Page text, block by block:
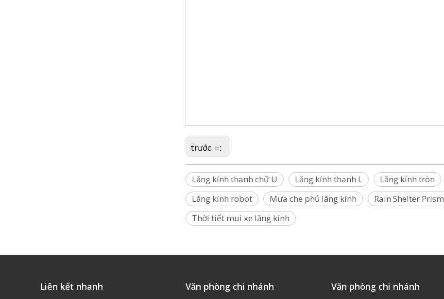
trước =:
Lăng kính thanh chữ U Lăng kính thanh L Lăng kính tròn
Lăng kính robot
Mưa che phủ lăng kính Rain Shelter Prism
Thời tiết mui xe lăng kính
Liên kết nhanh Văn phòng chi nhánh Văn phòng chi nhánh